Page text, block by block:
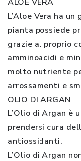
ALOE VERA
L’Aloe Vera ha
pianta possiede
grazie al proprio
amminoacidi e
molto nutriente
arrossamenti e
OLIO DI ARGAN
L’Olio di Argan è
prendersi cura
antiossidanti.
L’Olio di Argan